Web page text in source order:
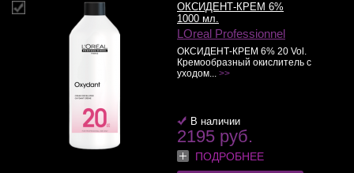
ОКСИДЕНТ-КРЕМ 6%
1000 мл.
LOreal Professionnel
ОКСИДЕНТ-КРЕМ 6% 20 Vol.
Кремообразный окислитель с
уходом... >>
В наличии
2195 руб.
ПОДРОБНЕЕ